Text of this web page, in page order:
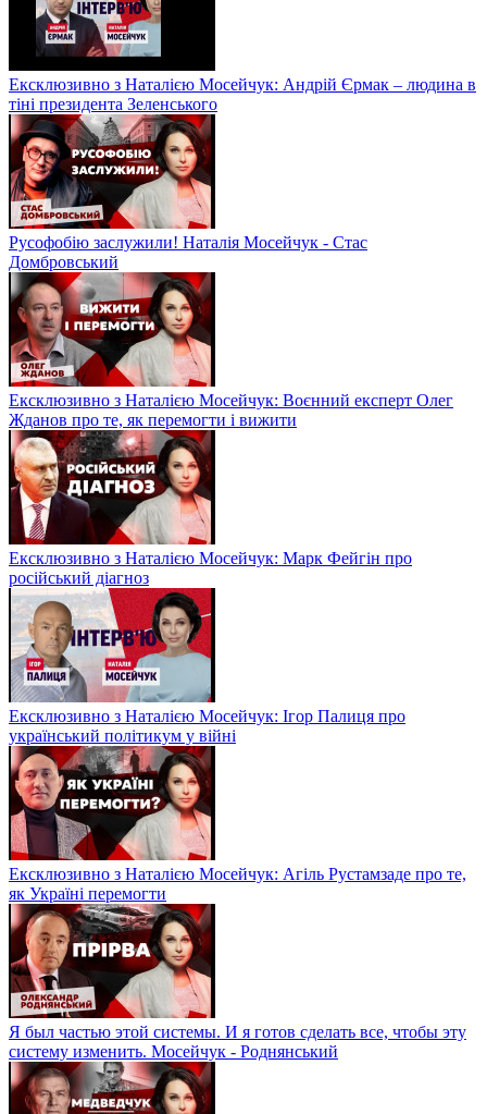
Ексклюзивно з Наталією Мосейчук: Андрій Єрмак – людина в
тіні президента Зеленського
Русофобію заслужили! Наталія Мосейчук - Стас
Домбровський
Ексклюзивно з Наталією Мосейчук: Воєнний експерт Олег
Жданов про те, як перемогти і вижити
Ексклюзивно з Наталією Мосейчук: Марк Фейгін про
російський діагноз
Ексклюзивно з Наталією Мосейчук: Ігор Палиця про
український політикум у війні
Ексклюзивно з Наталією Мосейчук: Агіль Рустамзаде про те,
як Україні перемогти
Я был частью этой системы. И я готов сделать все, чтобы эту
систему изменить. Мосейчук - Роднянський